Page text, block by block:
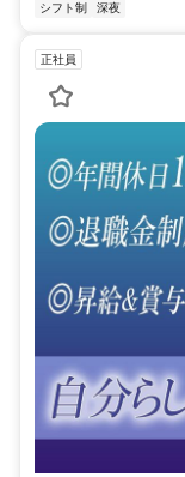
シフト制
深夜
正社員